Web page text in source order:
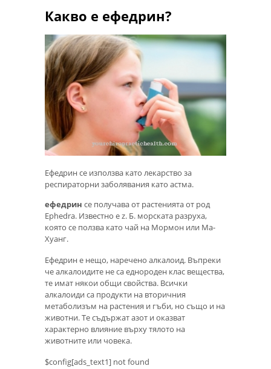
Какво е ефедрин?
Ефедрин се използва като лекарство за
респираторни заболявания като астма.
ефедрин се получава от растенията от род
Ephedra. Известно е z. Б. морската разруха,
която се ползва като чай на Мормон или Ма-
Хуанг.
Ефедрин е нещо, наречено алкалоид. Въпреки
че алкалоидите не са еднороден клас вещества,
те имат някои общи свойства. Всички
алкалоиди са продукти на вторичния
метаболизъм на растения и гъби, но също и на
животни. Те съдържат азот и оказват
характерно влияние върху тялото на
животните или човека.
$config[ads_text1] not found